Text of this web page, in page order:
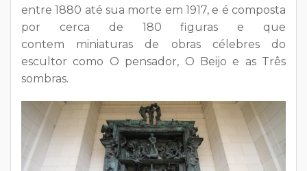
entre 1880 até sua morte em 1917, e é composta
por cerca de 180 figuras e que
contem miniaturas de obras célebres do
escultor como O pensador, O Beijo e as Três
sombras.